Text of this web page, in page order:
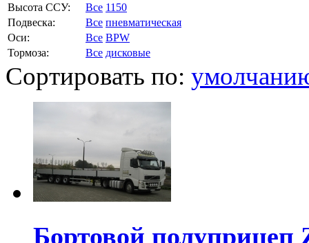
Высота ССУ:
Все 1150
Подвеска:
Все пневматическая
Оси:
Все BPW
Тормоза:
Все дисковые
Сортировать по:
Бортовой полуприцеп